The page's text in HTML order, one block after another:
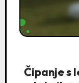
Čipanje s